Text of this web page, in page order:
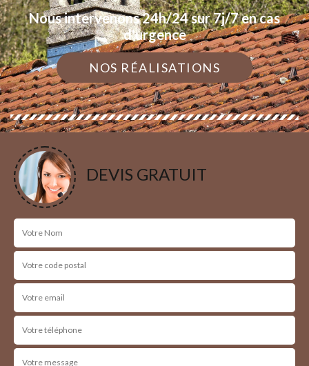
Nous intervenons 24h/24 sur 7j/7 en cas
d'urgence
NOS RÉALISATIONS
DEVIS GRATUIT